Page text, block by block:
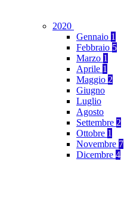
2020
Gennaio 1
Febbraio 5
Marzo 1
Aprile 1
Maggio 2
Giugno
Luglio
Agosto
Settembre 2
Ottobre 1
Novembre 7
Dicembre 4